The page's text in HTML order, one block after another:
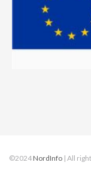
©2024 NordInfo | All